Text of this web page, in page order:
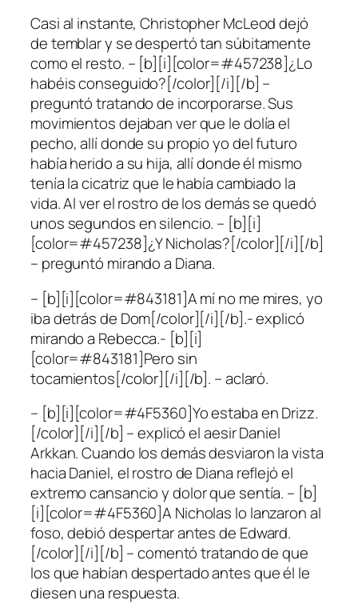
Casi al instante, Christopher McLeod dejó
de temblar y se despertó tan súbitamente
como el resto. – [b][i][color=#457238]¿Lo
habéis conseguido?[/color][/i][/b] –
preguntó tratando de incorporarse. Sus
movimientos dejaban ver que le dolía el
pecho, allí donde su propio yo del futuro
había herido a su hija, allí donde él mismo
tenía la cicatriz que le había cambiado la
vida. Al ver el rostro de los demás se quedó
unos segundos en silencio. – [b][i]
[color=#457238]¿Y Nicholas?[/color][/i][/b]
– preguntó mirando a Diana.
– [b][i][color=#843181]A mí no me mires, yo
iba detrás de Dom[/color][/i][/b].- explicó
mirando a Rebecca.- [b][i]
[color=#843181]Pero sin
tocamientos[/color][/i][/b]. – aclaró.
– [b][i][color=#4F5360]Yo estaba en Drizz.
[/color][/i][/b] – explicó el aesir Daniel
Arkkan. Cuando los demás desviaron la vista
hacia Daniel, el rostro de Diana reflejó el
extremo cansancio y dolor que sentía. – [b]
[i][color=#4F5360]A Nicholas lo lanzaron al
foso, debió despertar antes de Edward.
[/color][/i][/b] – comentó tratando de que
los que habían despertado antes que él le
diesen una respuesta.